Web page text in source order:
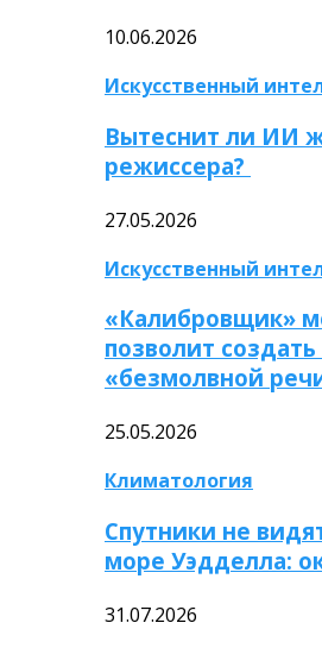
10.06.2026
Искусственный
Вытеснит ли ИИ
режиссера?
27.05.2026
Искусственный
«Калибровщик»
позволит
«безмолвной
25.05.2026
Климатология
Спутники не
море Уэдделла:
31.07.2026